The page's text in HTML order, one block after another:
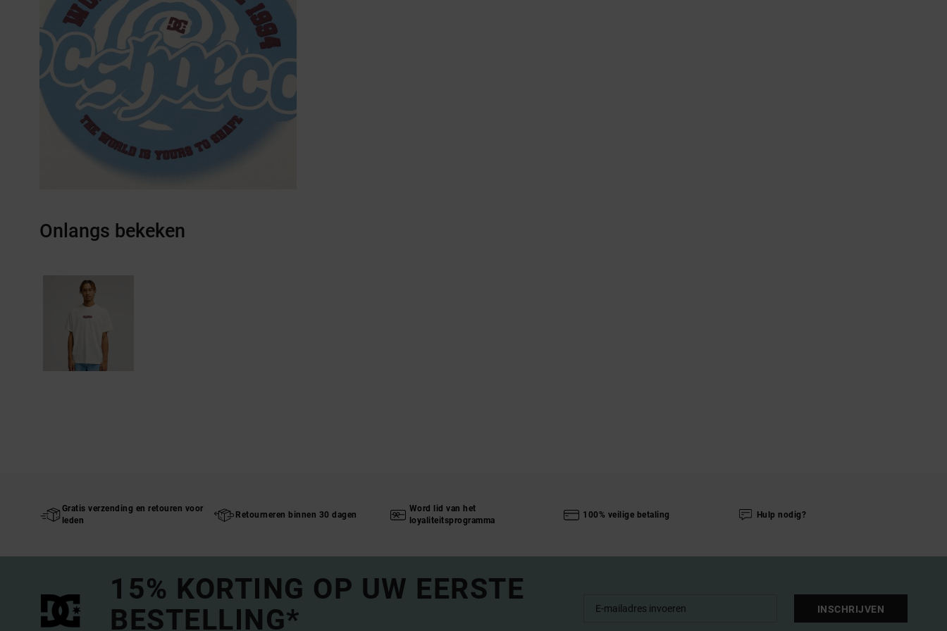
Onlangs bekeken
Gratis verzending en retouren voor
leden
Retourneren binnen 30 dagen
Word lid van het
loyaliteitsprogramma
100% veilige betaling Hulp nodig?
15% KORTING OP UW EERSTE
BESTELLING*
INSCHRIJVEN